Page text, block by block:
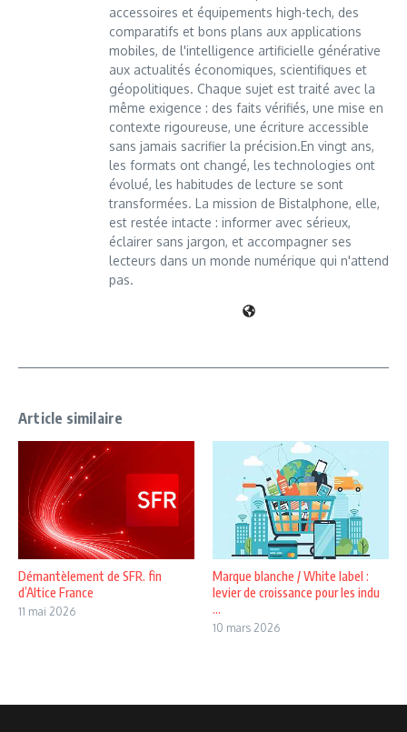
accessoires et équipements high-tech, des
comparatifs et bons plans aux applications
mobiles, de l'intelligence artificielle générative
aux actualités économiques, scientifiques et
géopolitiques. Chaque sujet est traité avec la
même exigence : des faits vérifiés, une mise en
contexte rigoureuse, une écriture accessible
sans jamais sacrifier la précision.En vingt ans,
les formats ont changé, les technologies ont
évolué, les habitudes de lecture se sont
transformées. La mission de Bistalphone, elle,
est restée intacte : informer avec sérieux,
éclairer sans jargon, et accompagner ses
lecteurs dans un monde numérique qui n'attend
pas.
Article similaire
Démantèlement de SFR. fin
d’Altice France
11 mai 2026
Marque blanche / White label :
levier de croissance pour les indu
...
10 mars 2026